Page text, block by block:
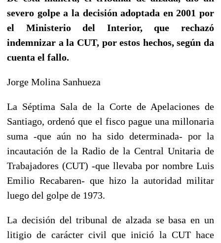
severo golpe a la decisión adoptada en 2001 por
el Ministerio del Interior, que rechazó
indemnizar a la CUT, por estos hechos, según da
cuenta el fallo.
Jorge Molina Sanhueza
La Séptima Sala de la Corte de Apelaciones de
Santiago, ordenó que el fisco pague una millonaria
suma -que aún no ha sido determinada- por la
incautación de la Radio de la Central Unitaria de
Trabajadores (CUT) -que llevaba por nombre Luis
Emilio Recabaren- que hizo la autoridad militar
luego del golpe de 1973.
La decisión del tribunal de alzada se basa en un
litigio de carácter civil que inició la CUT hace